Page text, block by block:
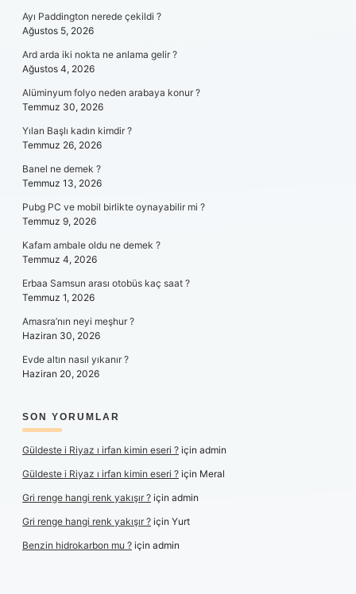
Ayı Paddington nerede çekildi ?
Ağustos 5, 2026
Ard arda iki nokta ne anlama gelir ?
Ağustos 4, 2026
Alüminyum folyo neden arabaya konur ?
Temmuz 30, 2026
Yılan Başlı kadın kimdir ?
Temmuz 26, 2026
Banel ne demek ?
Temmuz 13, 2026
Pubg PC ve mobil birlikte oynayabilir mi ?
Temmuz 9, 2026
Kafam ambale oldu ne demek ?
Temmuz 4, 2026
Erbaa Samsun arası otobüs kaç saat ?
Temmuz 1, 2026
Amasra’nın neyi meşhur ?
Haziran 30, 2026
Evde altın nasıl yıkanır ?
Haziran 20, 2026
SON YORUMLAR
Güldeste i Riyaz ı irfan kimin eseri ? için admin
Güldeste i Riyaz ı irfan kimin eseri ? için Meral
Gri renge hangi renk yakışır ? için admin
Gri renge hangi renk yakışır ? için Yurt
Benzin hidrokarbon mu ? için admin